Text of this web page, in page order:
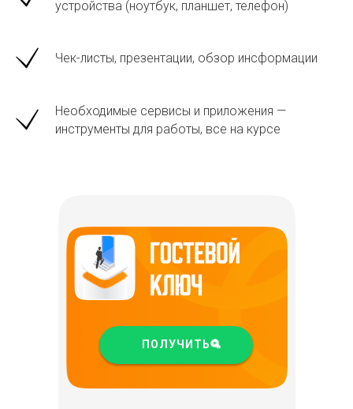
Получить доступ на 48 часов
устройства (ноутбук, планшет, телефон)
Чек-листы, презентации, обзор инсформации
Необходимые сервисы и приложения —
инструменты для работы, все на курсе
ПОЛУЧИТЬ